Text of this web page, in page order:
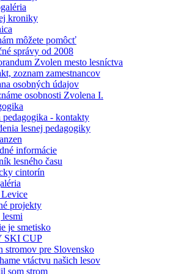
kroniky
môžete pomôcť
správy od 2008
Zvolen mesto lesníctva
zoznam zamestnancov
osobných údajov
osobnosti Zvolena I.
pedagogika - kontakty
lesnej pedagogiky
informácie
lesného času
cintorín
Levice
projekty
je smetisko
SKI CUP
stromov pre Slovensko
vtáctvu našich lesov
som strom